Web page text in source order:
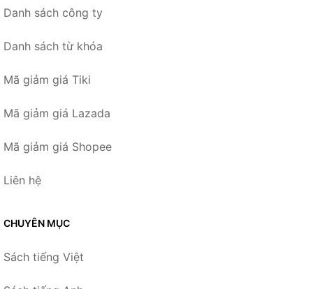
Danh sách công ty
Danh sách từ khóa
Mã giảm giá Tiki
Mã giảm giá Lazada
Mã giảm giá Shopee
Liên hệ
CHUYÊN MỤC
Sách tiếng Việt